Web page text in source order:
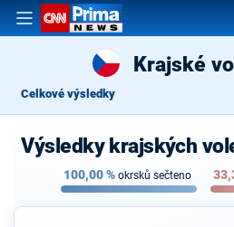
Krajské
Celkové výsledky
Výsledky krajských
100,00% okrsků sečteno